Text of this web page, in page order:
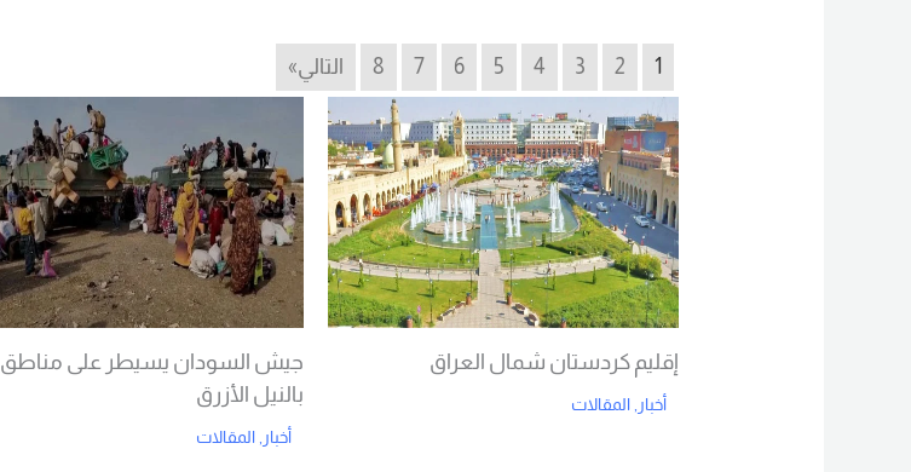
1
2
3
4
5
6
7
8 التالي»
إقليم كردستان شمال العراق
أخبار ,المقالات
جيش السودان يسيطر على مناطق
بالنيل الأزرق
أخبار , المقالات